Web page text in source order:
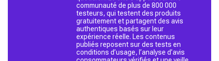
communauté de plus de 800 000
testeurs, qui testent des produits
gratuitement et partagent des avis
authentiques basés sur leur
expérience réelle. Les contenus
publiés reposent sur des tests en
conditions d’usage, l’analyse d’avis